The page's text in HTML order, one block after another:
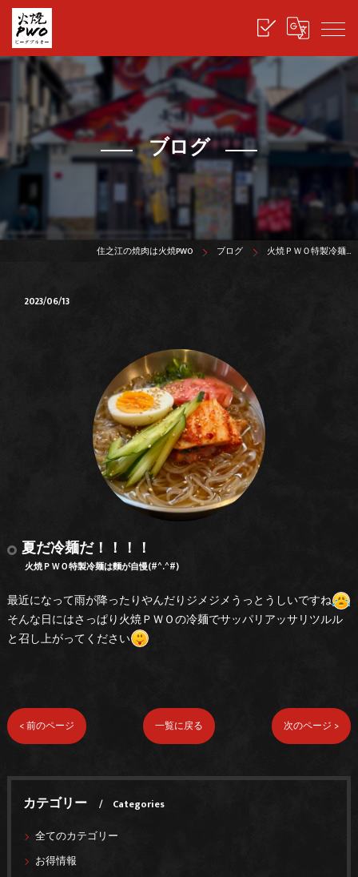
ブログ
住之江の焼肉は火焼PWO ブログ 火焼ＰＷＯ特製冷麺…
2023/06/13
夏だ冷麺だ！！！！
火焼ＰＷＯ特製冷麺は麵が自慢(#^.^#)
最近になって雨が降ったりやんだりジメジメうっとうしいですね
そんな日にはさっぱり火焼ＰＷＯの冷麺でサッパリアッサリツルル
と召し上がってください
< 前のページ 一覧に戻る 次のページ >
カテゴリー
Categories
全てのカテゴリー
お得情報